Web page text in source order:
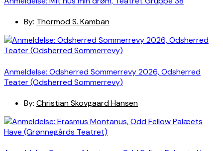
By: Thormod S. Kamban
Anmeldelse: Odsherred Sommerrevy 2026, Odsherred
Teater (Odsherred Sommerrevy)
By: Christian Skovgaard Hansen